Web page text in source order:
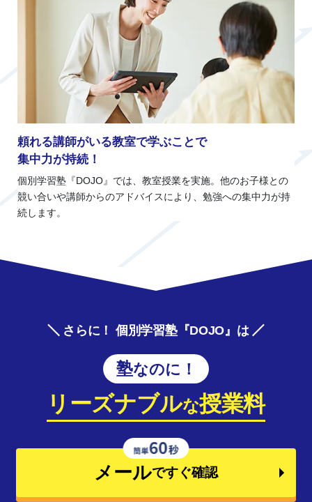
頼れる講師がいる教室で学ぶことで
集中力が持続！
個別学習塾『DOJO』では、教室授業を実施。他のお子様との
競い合いや講師からのアドバイスにより、勉強への集中力が持
続します。
さらに！ 個別学習塾『DOJO』は
塾なのに！
リーズナブルな授業料
メールですぐ確認